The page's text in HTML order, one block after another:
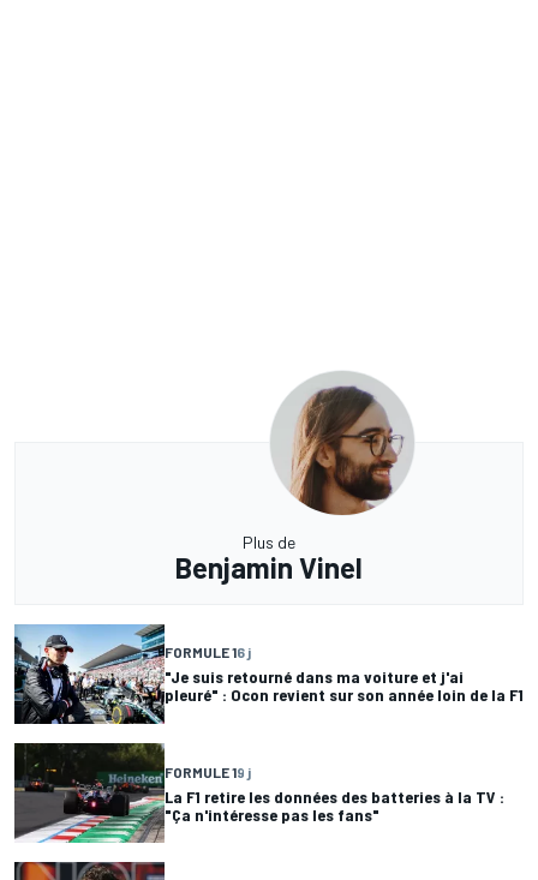
Plus de
Benjamin Vinel
FORMULE 16 j
"Je suis retourné dans ma voiture et j'ai
pleuré" : Ocon revient sur son année loin de la F1
FORMULE 19 j
La F1 retire les données des batteries à la TV :
"Ça n'intéresse pas les fans"